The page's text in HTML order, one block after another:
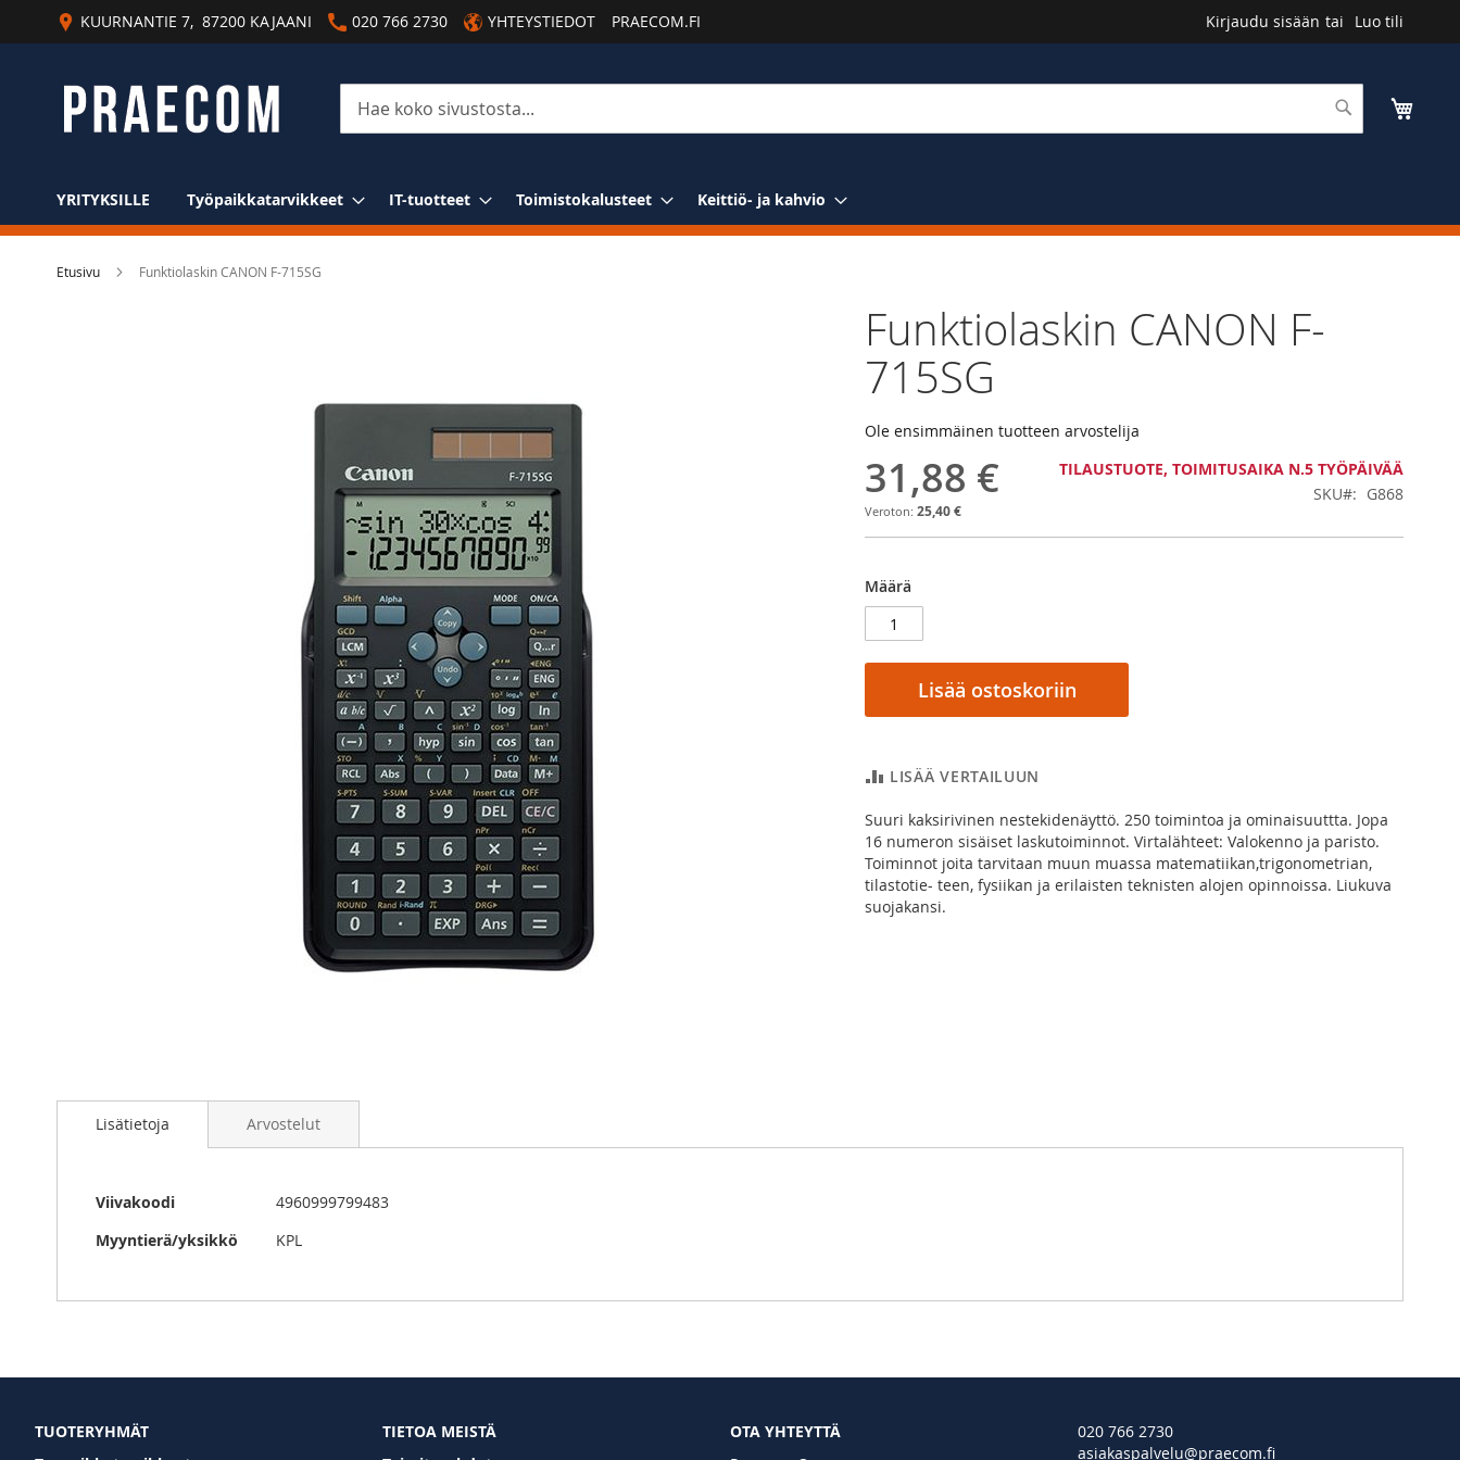
Skip
to
Kirjaudu sisään Luo tili
KUURNANTIE 7, 87200 KAJAANI 020 766 2730 YHTEYSTIEDOT PRAECOM.FI
Haku
YRITYKSILLE Työpaikkatarvikkeet IT-tuotteet Toimistokalusteet Keittiö- ja kahvio
Etusivu Funktiolaskin CANON F-715SG
to
images
gallery
Funktiolaskin CANON F-
715SG
Ole ensimmäinen tuotteen arvostelija
31,88 €
25,40 €
TILAUSTUOTE, TOIMITUSAIKA N.5 TYÖPÄIVÄÄ
SKU
G868
Määrä
Lisää ostoskoriin
LISÄÄ VERTAILUUN
Suuri kaksirivinen nestekidenäyttö. 250 toimintoa ja ominaisuuttta. Jopa
16 numeron sisäiset laskutoiminnot. Virtalähteet: Valokenno ja paristo.
Toiminnot joita tarvitaan muun muassa matematiikan,trigonometrian,
tilastotie- teen, fysiikan ja erilaisten teknisten alojen opinnoissa. Liukuva
suojakansi.
Lisätietoja
Lisätietoja
Viivakoodi
4960999799483
Myyntierä/yksikkö
KPL
Arvostelut
TUOTERYHMÄT
TIETOA MEISTÄ
OTA YHTEYTTÄ
020 766 2730
asiakaspalvelu@praecom.fi